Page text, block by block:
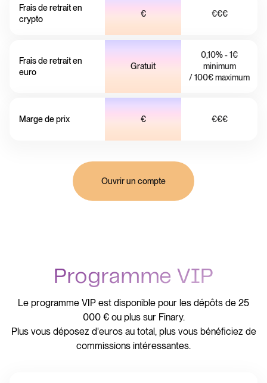
Frais de retrait en
crypto
€ €€€
Frais de retrait en
euro
Gratuit
0,10% - 1€
minimum
/ 100€ maximum
Marge de prix € €€€
Ouvrir un compte
Programme VIP
Le programme VIP est disponible pour les dépôts de 25
000 € ou plus sur Finary.
Plus vous déposez d'euros au total, plus vous bénéficiez de
commissions intéressantes.